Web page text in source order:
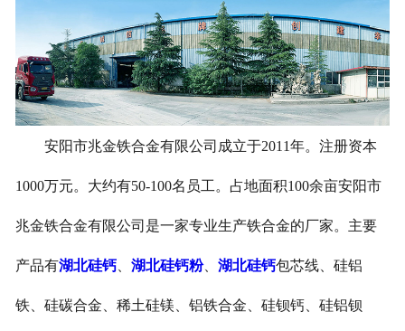
安阳市兆金铁合金有限公司成立于2011年。注册资本
1000万元。大约有50-100名员工。占地面积100余亩安阳市
兆金铁合金有限公司是一家专业生产铁合金的厂家。主要
产品有湖北硅钙、 湖北硅钙粉、 湖北硅钙包芯线、硅铝
铁、硅碳合金、稀土硅镁、铝铁合金、硅钡钙、硅铝钡